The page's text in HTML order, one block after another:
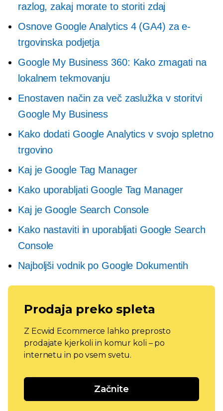
razlog, zakaj morate to storiti zdaj
Osnove Google Analytics 4 (GA4) za e-
trgovinska podjetja
Google My Business 360: Kako zmagati na
lokalnem tekmovanju
Enostaven način za več zaslužka v storitvi
Google My Business
Kako dodati Google Analytics v svojo spletno
trgovino
Kaj je Google Tag Manager
Kako uporabljati Google Tag Manager
Kaj je Google Search Console
Kako nastaviti in uporabljati Google Search
Console
Najboljši vodnik po Google Dokumentih
Prodaja preko spleta
Z Ecwid Ecommerce lahko preprosto
prodajate kjerkoli in komur koli – po
internetu in po vsem svetu.
Začnite